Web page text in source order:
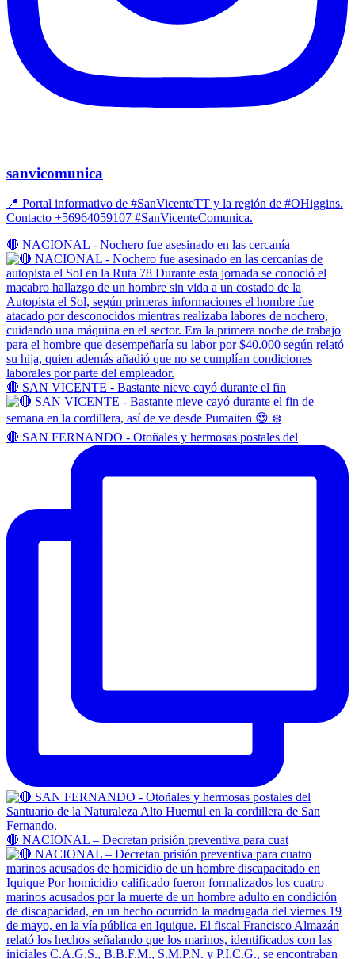
sanvicomunica
📍 Portal informativo de #SanVicenteTT y la región de #OHiggins.
Contacto +56964059107 #SanVicenteComunica.
🔴 NACIONAL - Nochero fue asesinado en las cercanía
🔴 SAN VICENTE - Bastante nieve cayó durante el fin
🔴 SAN FERNANDO - Otoñales y hermosas postales del
🔴 NACIONAL – Decretan prisión preventiva para cuat